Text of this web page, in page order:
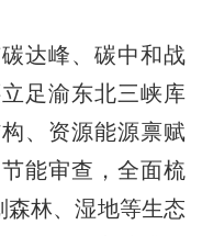
达峰、碳中和战
足渝东北三峡库
、资源能源禀赋
能审查，全面梳
森林、湿地等生态